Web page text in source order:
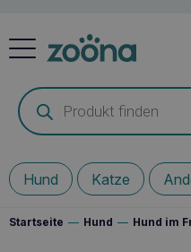
Products
search
Hund Katze
Startseite — Hund — Hund im